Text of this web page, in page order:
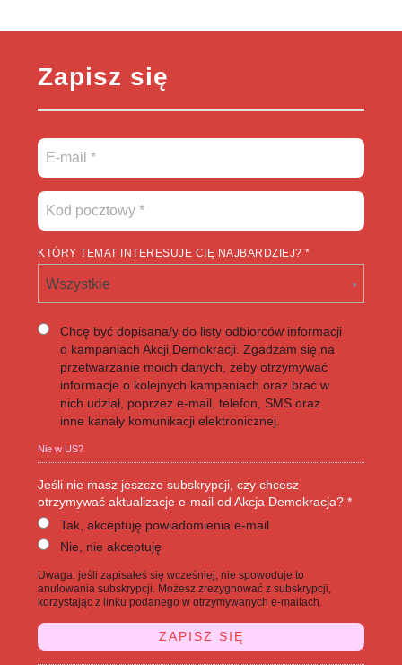
Zapisz się
KTÓRY TEMAT INTERESUJE CIĘ NAJBARDZIEJ? *
Wszystkie
Chcę być dopisana/y do listy odbiorców informacji
o kampaniach Akcji Demokracji. Zgadzam się na
przetwarzanie moich danych, żeby otrzymywać
informacje o kolejnych kampaniach oraz brać w
nich udział, poprzez e-mail, telefon, SMS oraz
inne kanały komunikacji elektronicznej.
Nie wUS?
Jeśli nie masz jeszcze subskrypcji, czy chcesz
otrzymywać aktualizacje e-mail od Akcja Demokracja? *
Tak, akceptuję powiadomienia e-mail
Nie, nie akceptuję
Uwaga: jeśli zapisałeś się wcześniej, nie spowoduje to
anulowania subskrypcji. Możesz zrezygnować z subskrypcji,
korzystając z linku podanego w otrzymywanych e-mailach.